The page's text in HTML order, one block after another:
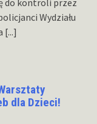
do kontroli przez
Wydziału
[...]
dla Dzieci!